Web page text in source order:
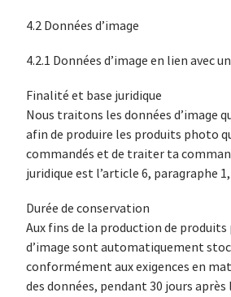
4.2 Données d’image
4.2.1 Données d’image en lien avec
Finalité et base juridique
Nous traitons les données d’image
afin de produire les produits photo
commandés et de traiter ta
juridique est l’article 6, paragraphe
Durée de conservation
Aux fins de la production de
d’image sont automatiquement
conformément aux exigences en
des données, pendant 30 jours